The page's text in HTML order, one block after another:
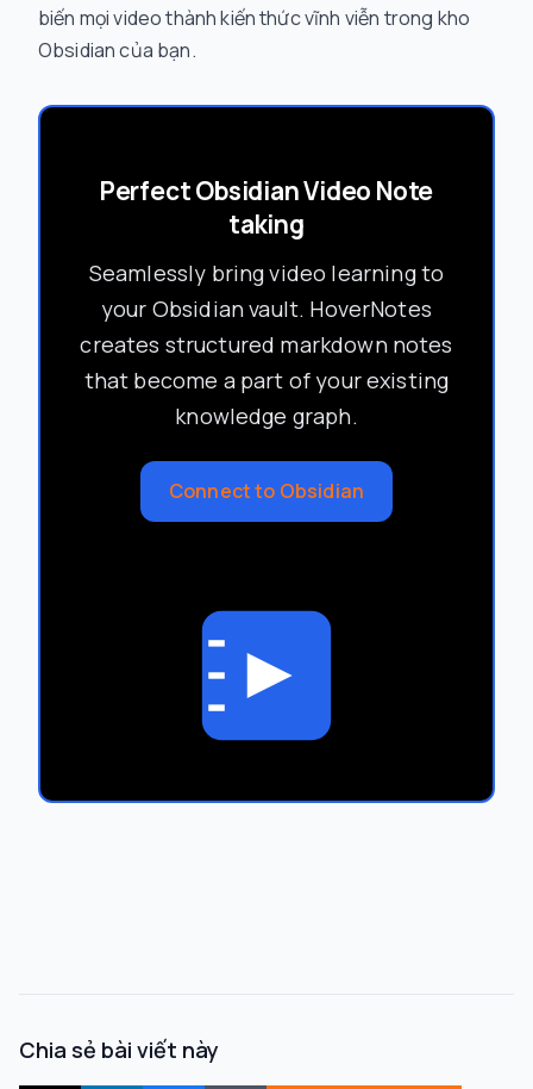
biến mọi video thành kiến thức vĩnh viễn trong kho
Obsidian của bạn.
Perfect Obsidian Video Note
taking
Seamlessly bring video learning to
your Obsidian vault. HoverNotes
creates structured markdown notes
that become a part of your existing
knowledge graph.
Connect to Obsidian
Chia sẻ bài viết này